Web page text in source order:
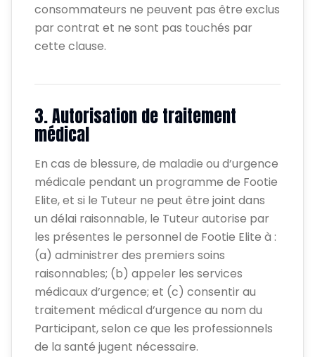
consommateurs ne peuvent pas être exclus
par contrat et ne sont pas touchés par
cette clause.
3. Autorisation de traitement
médical
En cas de blessure, de maladie ou d’urgence
médicale pendant un programme de Footie
Elite, et si le Tuteur ne peut être joint dans
un délai raisonnable, le Tuteur autorise par
les présentes le personnel de Footie Elite à :
(a) administrer des premiers soins
raisonnables; (b) appeler les services
médicaux d’urgence; et (c) consentir au
traitement médical d’urgence au nom du
Participant, selon ce que les professionnels
de la santé jugent nécessaire.